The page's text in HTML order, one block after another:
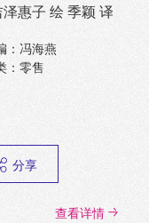
惠子 绘 季颖 译
：冯海燕
：零售
分享
查看详情